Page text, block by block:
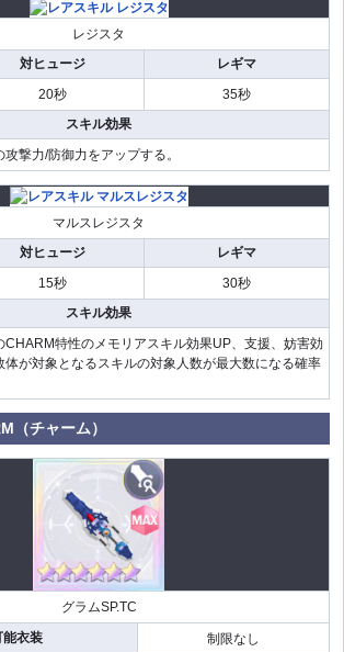
レジスタ
対ヒュージ
レギマ
20秒
35秒
スキル効果
撃力/防御力をアップする。
マルスレジスタ
対ヒュージ
レギマ
15秒
30秒
スキル効果
CHARM特性のメモリアスキル効果UP、支援、妨害効
体が対象となるスキルの対象人数が最大数になる確率
（チャーム）
グラムSP.TC
能衣装
制限なし